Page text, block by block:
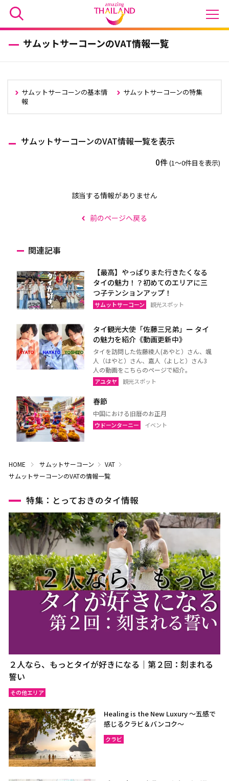
サムットサーコーンのVAT情報一覧
サムットサーコーンの基本情
報
サムットサーコーンの特集
サムットサーコーンのVAT情報一覧を表示
0件(1〜0件目を表示)
該当する情報がありません
前のページへ戻る
関連記事
【最高】やっぱりまた行きたくなる
タイの魅力！？初めてのエリアに三
つ子テンションアップ！
サムットサーコーン 観光スポット
タイ観光大使「佐藤三兄弟」ー タイ
の魅力を紹介《動画更新中》
タイを訪問した佐藤綾人(あやと）さん、颯
人（はやと）さん、嘉人（よしと）さん3
人の動画をこちらのページで紹介。
アユタヤ 観光スポット
春節
中国における旧暦のお正月
ウドーンターニー イベント
HOME サムットサーコーン
VAT
サムットサーコーンのVATの情報一覧
特集：とっておきのタイ情報
２人なら、もっとタイが好きになる｜第２回：刻まれる
誓い
その他エリア
Healing is the New Luxury ～五感で
感じるクラビ＆バンコク～
クラビ